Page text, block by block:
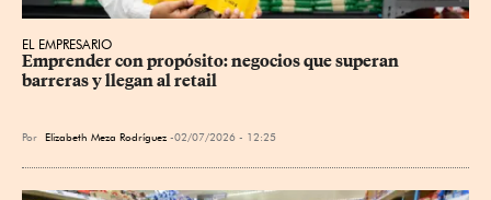
EL EMPRESARIO
Emprender con propósito: negocios que superan
barreras y llegan al retail
Por Elizabeth Meza Rodríguez 02/07/2026 - 12:25